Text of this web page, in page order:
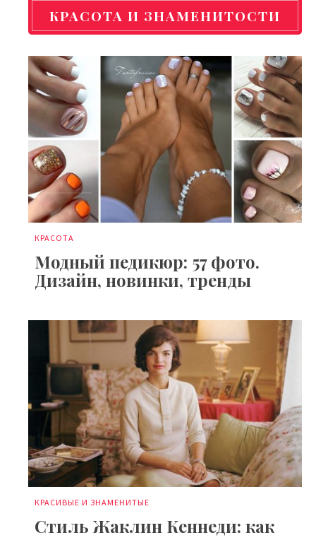
КРАСОТА И ЗНАМЕНИТОСТИ
КРАСОТА
Модный педикюр: 57 фото.
Дизайн, новинки, тренды
КРАСИВЫЕ И ЗНАМЕНИТЫЕ
Стиль Жаклин Кеннеди: как